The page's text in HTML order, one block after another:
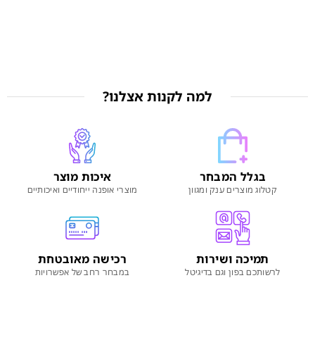
למה לקנות אצלנו?
בגלל המבחר
קטלוג מוצרים ענק ומגוון
איכות מוצר
מוצרי אופנה ייחודיים ואיכותיים
תמיכה ושירות
לרשותכם בפון וגם בדיגיטל
רכישה מאובטחת
במבחר רחב של אפשרויות